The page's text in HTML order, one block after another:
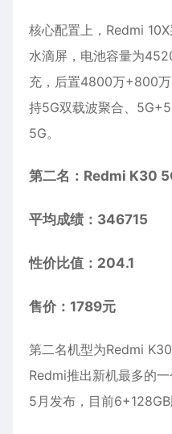
核心配置上，Redmi
水滴屏，电池容量为
充，后置4800万+800
持5G双载波聚合、
5G。
第二名：Redmi K30
平均成绩：346715
性价比值：204.1
售价：1789元
第二名机型为Redmi
Redmi推出新机最多的
5月发布，目前6+128GB